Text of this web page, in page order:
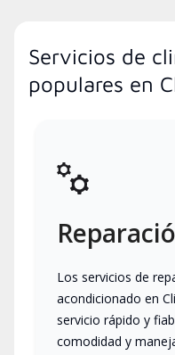
Servicios de
populares en
Los servicios de
acondicionado en
servicio rápido y
comodidad y